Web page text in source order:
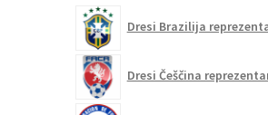
Dresi Brazilija
Dresi Češčina